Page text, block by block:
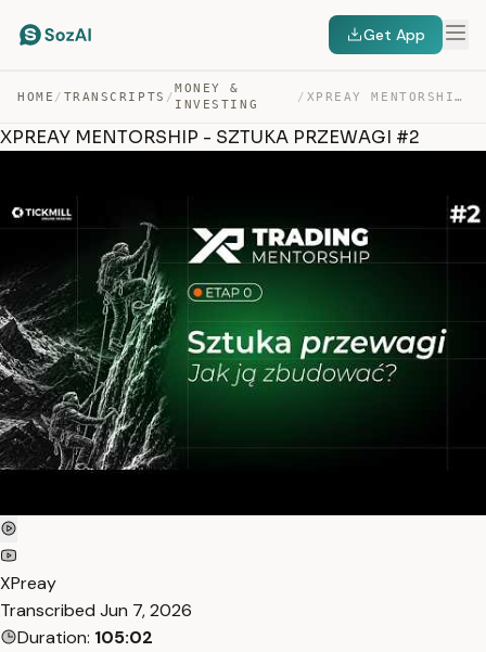
Get App
HOME / TRANSCRIPTS /
MONEY &
INVESTING
/ XPREAY MENTORSHIP – SZTUKA PRZEWAGI #2 — TRANSCRIPT
XPREAY MENTORSHIP - SZTUKA PRZEWAGI #2
XPreay
Transcribed Jun 7, 2026
Duration: 105:02